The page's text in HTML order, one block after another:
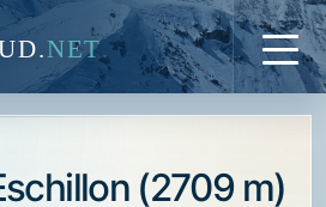
.NET
(2709 m)